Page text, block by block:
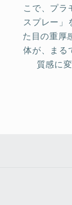
こで、プラ
スプレー」
た目の重厚
体が、まる
質感に